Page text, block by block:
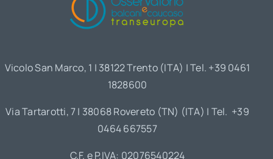
Vicolo San Marco, 1 | 38122 Trento (ITA) | Tel. +39 0461
1828600
Via Tartarotti, 7 | 38068 Rovereto (TN) (ITA) | Tel. +39
0464 667557
C.F. e P.IVA: 02076540224